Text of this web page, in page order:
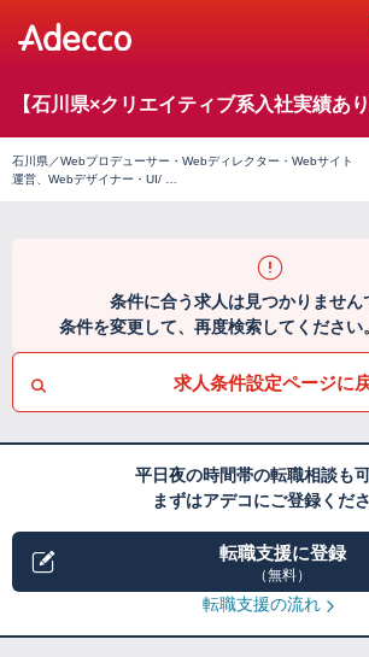
【石川県×クリエイティブ系入社実績あ
石川県／Webプロデューサー・Webディレクター・Webサイト
運営、Webデザイナー・UI/ …
条件に合う求人は見つかりません
条件を変更して、再度検索してください
求人条件設定ページに
平日夜の時間帯の転職相談も
まずはアデコにご登録くだ
転職支援に登録
（無料）
転職支援の流れ